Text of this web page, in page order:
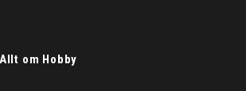
om Hobby